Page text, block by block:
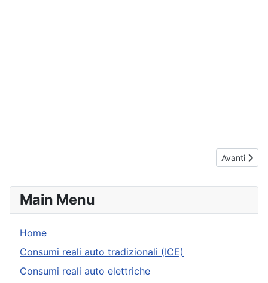
Main Menu
Home
Consumi reali auto tradizionali (ICE)
Consumi reali auto elettriche
Articolo
Avanti